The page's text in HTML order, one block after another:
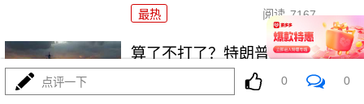
最热 阅读 7167
算了不打了？特朗普这脚刹车，
把全世界都晃吐了
点评一下 0 0